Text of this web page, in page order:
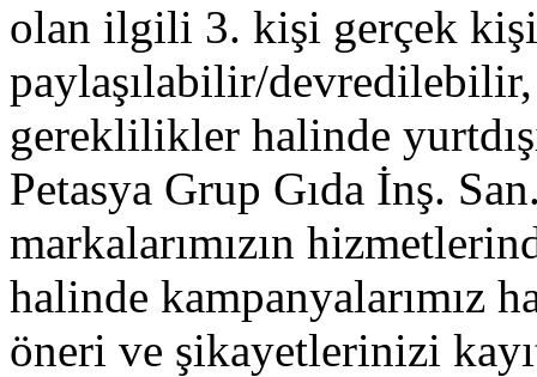
olan ilgili 3. kişi gerçek
paylaşılabilir/
gereklilikler halinde
Petasya Grup Gıda İnş.
markalarımızın
halinde kampanyalarımız
öneri ve şikayetlerinizi